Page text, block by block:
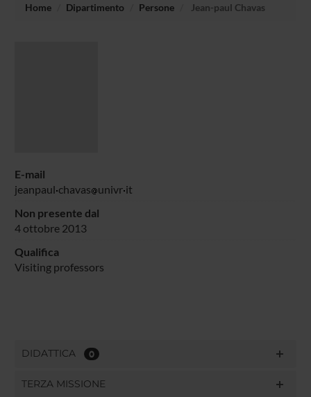
Home Dipartimento Persone Jean-paul Chavas
E-mail
jeanpaul chavas univr it
Non presente dal
4 ottobre 2013
Qualifica
Visiting professors
DIDATTICA 0
TERZA MISSIONE